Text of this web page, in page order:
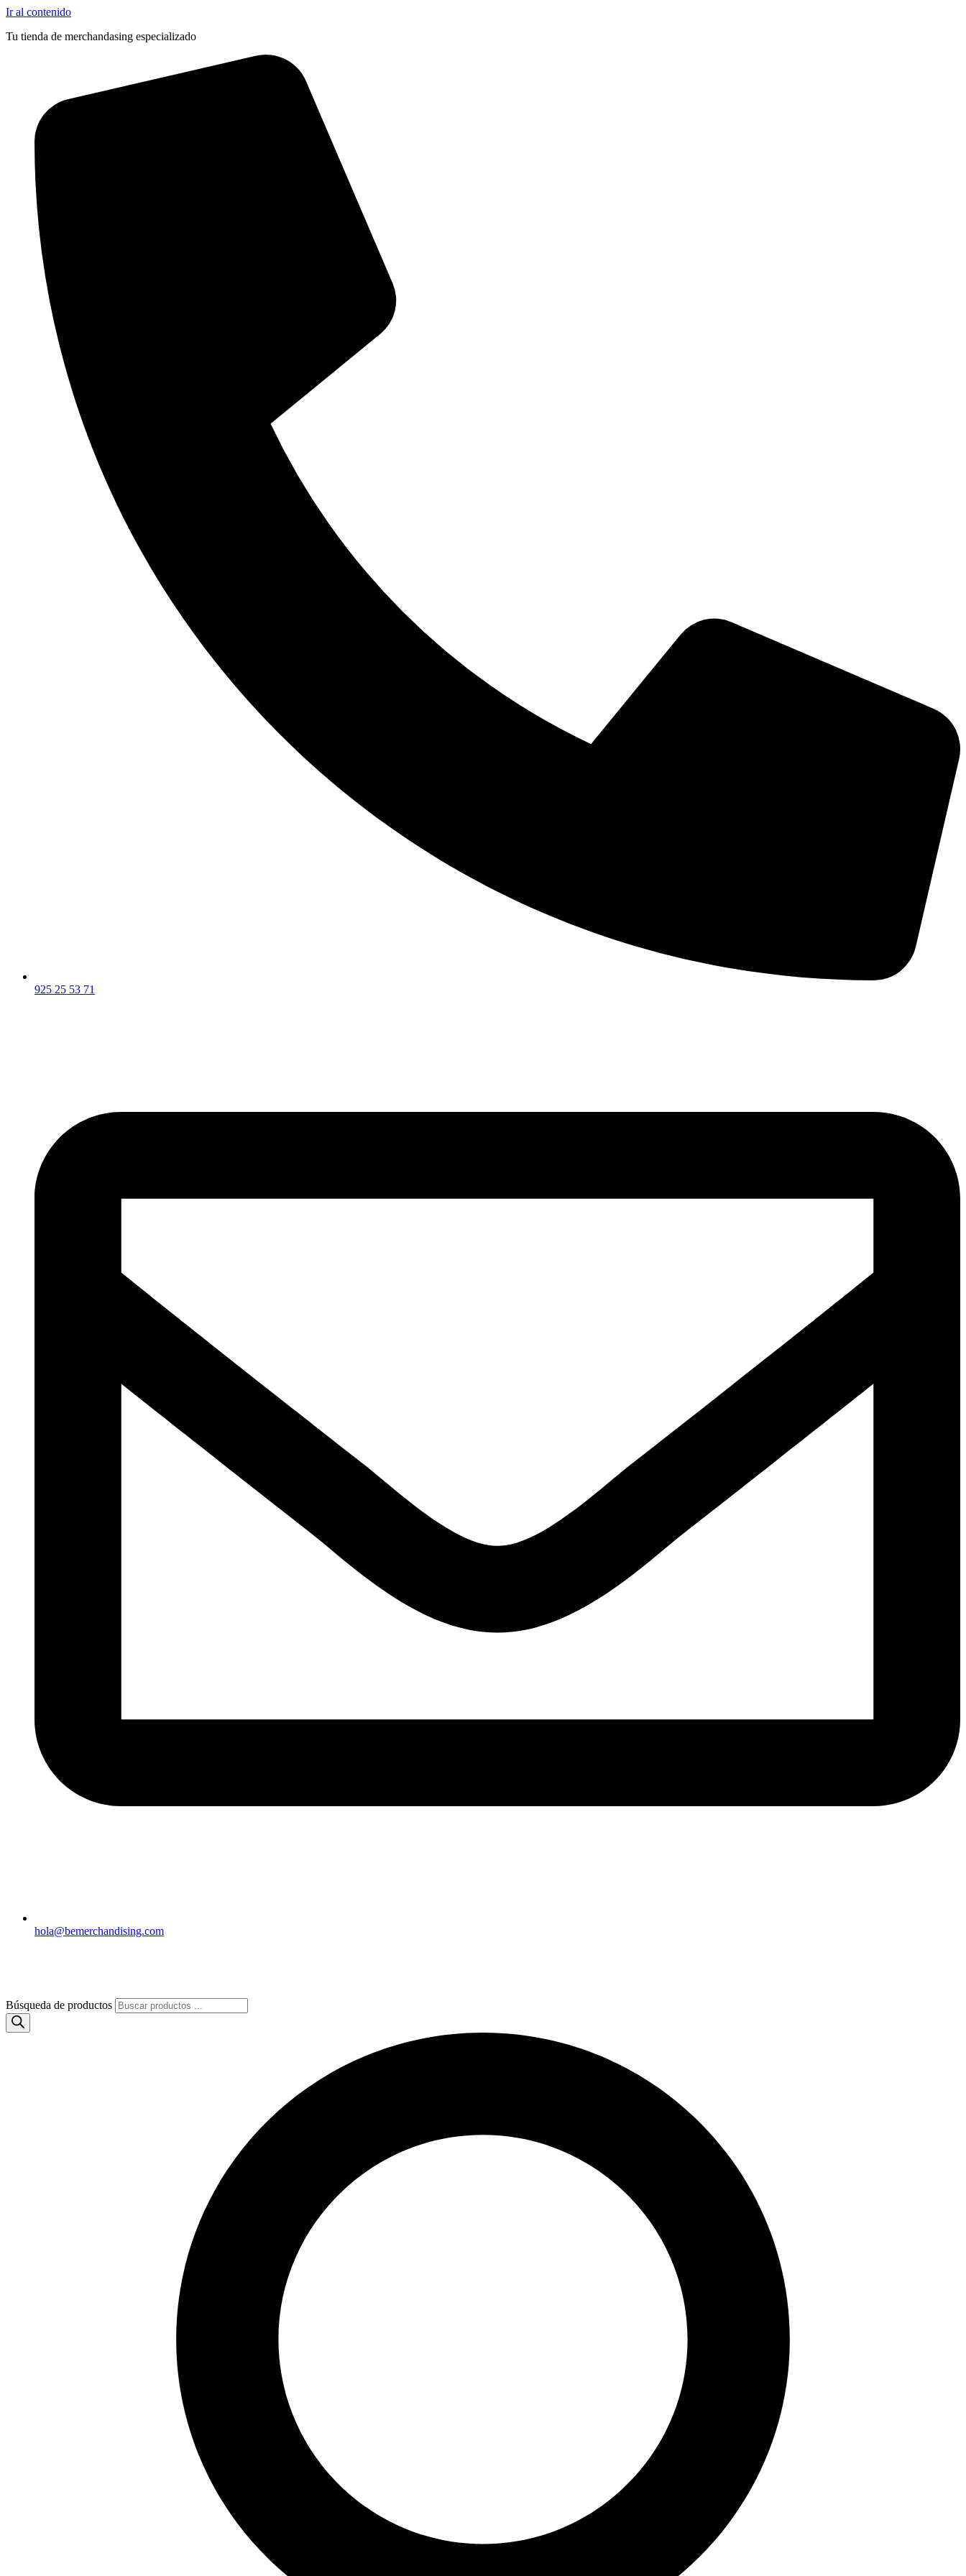
Ir al contenido
Tu tienda de merchandasing especializado
925 25 53 71
hola@bemerchandising.com
Búsqueda de productos